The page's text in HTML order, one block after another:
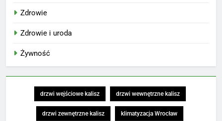
Zdrowie
Zdrowie i uroda
Żywność
drzwi wejściowe kalisz drzwi wewnętrzne kalisz
drzwi zewnętrzne kalisz klimatyzacja Wrocław